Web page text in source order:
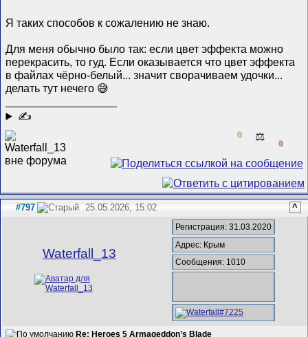
Я таких способов к сожалению не знаю.
Для меня обычно было так: если цвет эффекта можно
перекрасить, то гуд. Если оказывается что цвет эффекта
в файлах чёрно-белый... значит сворачиваем удочки...
делать тут нечего 😅
✍
0 ⚖️
0
#797 25.05.2026, 15:02 ^
Waterfall_13
Регистрация: 31.03.2020
Адрес: Крым
Сообщения: 1010
Re: Heroes 5 Armageddon’s Blade